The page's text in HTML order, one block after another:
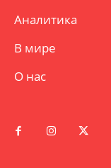
Аналитика
В мире
О нас